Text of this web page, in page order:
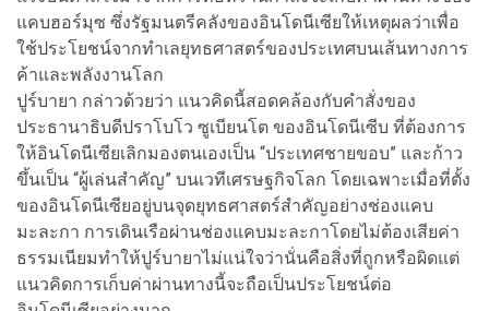
แคบฮอร์มุซ ซึ่งรัฐมนตรีคลังของอินโดนีเซียให้เหตุผลว่าเพื่อ
ใช้ประโยชน์จากทำเลยุทธศาสตร์ของประเทศบนเส้นทางการ
ค้าและพลังงานโลก
ปูร์บายา กล่าวด้วยว่า แนวคิดนี้สอดคล้องกับคำสั่งของ
ประธานาธิบดีปราโบโว ซูเบียนโต ของอินโดนีเซีบ ที่ต้องการ
ให้อินโดนีเซียเลิกมองตนเองเป็น “ประเทศชายขอบ” และก้าว
ขึ้นเป็น “ผู้เล่นสำคัญ” บนเวทีเศรษฐกิจโลก โดยเฉพาะเมื่อที่ตั้ง
ของอินโดนีเซียอยู่บนจุดยุทธศาสตร์สำคัญอย่างช่องแคบ
มะละกา การเดินเรือผ่านช่องแคบมะละกาโดยไม่ต้องเสียค่า
ธรรมเนียมทำให้ปูร์บายาไม่แน่ใจว่านั่นคือสิ่งที่ถูกหรือผิดแต่
แนวคิดการเก็บค่าผ่านทางนี้จะถือเป็นประโยชน์ต่อ